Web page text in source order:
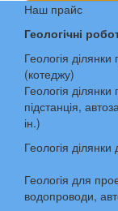
Наш прайс
Геологічні
Геологія
(котеджу)
Геологія
підстанція,
ін.)
Геологія
Геологія для
водопроводи,